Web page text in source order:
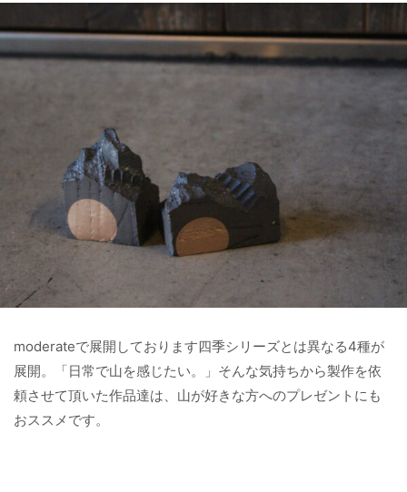
moderateで展開しております四季シリーズとは異なる4種が
展開。「日常で山を感じたい。」そんな気持ちから製作を依
頼させて頂いた作品達は、山が好きな方へのプレゼントにも
おススメです。